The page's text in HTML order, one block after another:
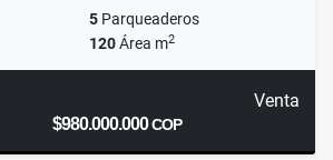
5 Parqueaderos
120Área m2
Venta
$980.000.000COP